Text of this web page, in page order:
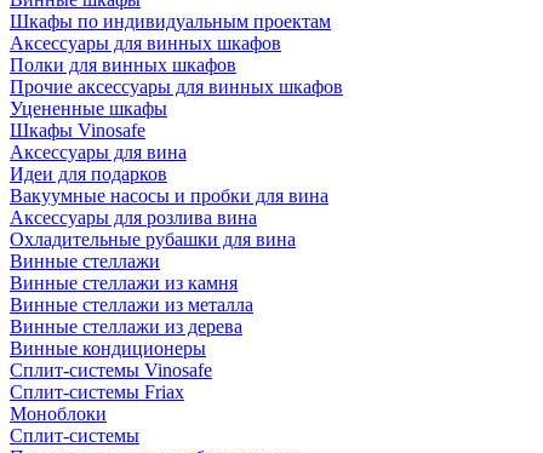
Шкафы по индивидуальным проектам
Аксессуары для винных шкафов
Полки для винных шкафов
Прочие аксессуары для винных шкафов
Уцененные шкафы
Шкафы Vinosafe
Аксессуары для вина
Идеи для подарков
Вакуумные насосы и пробки для вина
Аксессуары для розлива вина
Охладительные рубашки для вина
Винные стеллажи
Винные стеллажи из камня
Винные стеллажи из металла
Винные стеллажи из дерева
Винные кондиционеры
Сплит-системы Vinosafe
Сплит-системы Friax
Моноблоки
Сплит-системы